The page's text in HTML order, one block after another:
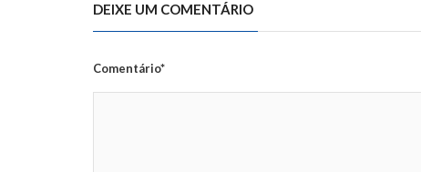
DEIXE UM COMENTÁRIO
Comentário*